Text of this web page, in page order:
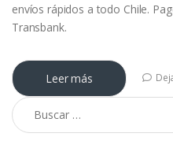
envíos rápidos a todo Chile.
Transbank.
Leer más
Buscar por: